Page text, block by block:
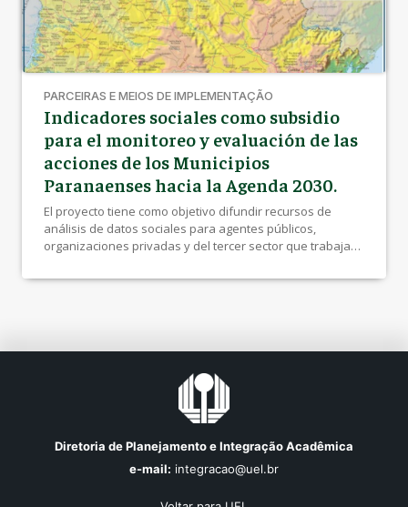
PARCEIRAS E MEIOS DE IMPLEMENTAÇÃO
Indicadores sociales como subsidio
para el monitoreo y evaluación de las
acciones de los Municipios
Paranaenses hacia la Agenda 2030.
El proyecto tiene como objetivo difundir recursos de
análisis de datos sociales para agentes públicos,
organizaciones privadas y del tercer sector que trabajan
de Desarrollo Sostenible.
Diretoria de Planejamento e Integração Acadêmica
e-mail: integracao@uel.br